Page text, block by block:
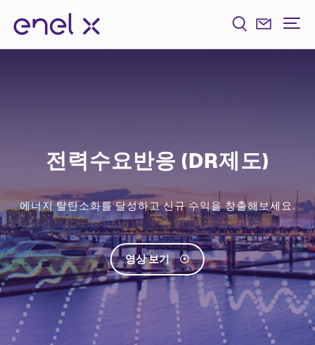
전력수요반응 (DR제도)
에너지 탈탄소화를 달성하고 신규 수익을 창출해보세요.
영상 보기